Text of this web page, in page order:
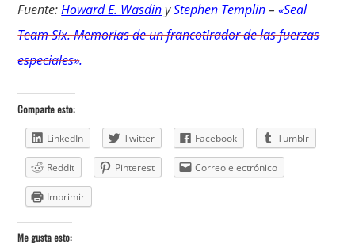
Fuente:Howard E. WasdinyStephen Templin–«Seal
Team Six. Memorias de un francotirador de las fuerzas
especiales».
Comparte esto:
LinkedIn Twitter Facebook Tumblr
Reddit Pinterest Correo electrónico
Imprimir
Me gusta esto: